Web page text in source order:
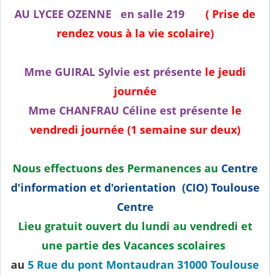
AU LYCEE OZENNE en salle 219
( Prise de
rendez vous à la vie scolaire)
Mme GUIRAL Sylvie est présente le jeudi
journée
Mme CHANFRAU Céline est présente le
vendredi journée (1 semaine sur deux)
Nous effectuons des Permanences au Centre
d'information et d'orientation (CIO) Toulouse
Centre
Lieu gratuit ouvert du lundi au vendredi et
une partie des Vacances scolaires
au 5 Rue du pont Montaudran 31000 Toulouse